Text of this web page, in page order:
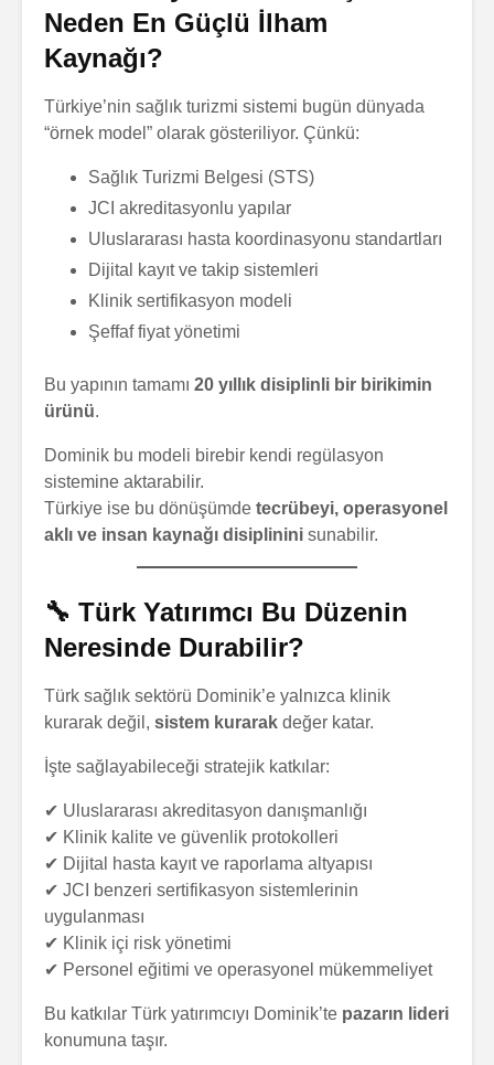
Neden En Güçlü İlham
Kaynağı?
Türkiye’nin sağlık turizmi sistemi bugün dünyada
“örnek model” olarak gösteriliyor. Çünkü:
Sağlık Turizmi Belgesi (STS)
JCI akreditasyonlu yapılar
Uluslararası hasta koordinasyonu standartları
Dijital kayıt ve takip sistemleri
Klinik sertifikasyon modeli
Şeffaf fiyat yönetimi
Bu yapının tamamı 20 yıllık disiplinli bir birikimin
ürünü.
Dominik bu modeli birebir kendi regülasyon
sistemine aktarabilir.
Türkiye ise bu dönüşümde tecrübeyi, operasyonel
aklı ve insan kaynağı disiplinini sunabilir.
🔧 Türk Yatırımcı Bu Düzenin
Neresinde Durabilir?
Türk sağlık sektörü Dominik’e yalnızca klinik
kurarak değil, sistem kurarak değer katar.
İşte sağlayabileceği stratejik katkılar:
✔ Uluslararası akreditasyon danışmanlığı
✔ Klinik kalite ve güvenlik protokolleri
✔ Dijital hasta kayıt ve raporlama altyapısı
✔ JCI benzeri sertifikasyon sistemlerinin
uygulanması
✔ Klinik içi risk yönetimi
✔ Personel eğitimi ve operasyonel mükemmeliyet
Bu katkılar Türk yatırımcıyı Dominik’te pazarın lideri
konumuna taşır.